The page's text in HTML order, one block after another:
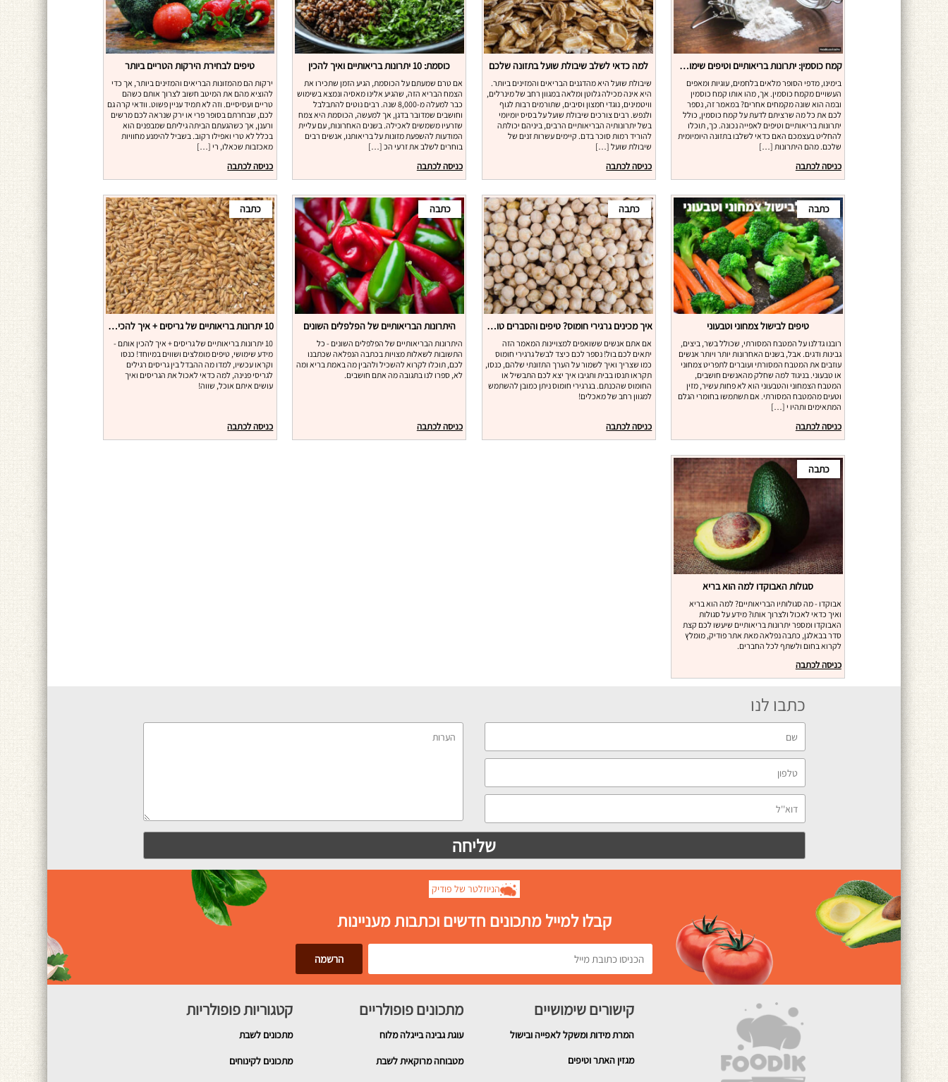
קמח כוסמין: יתרונות בריאותיים וטיפים שימושיים
בימינו, מדפי הסופר מלאים בלחמים, עוגיות ומאפים
העשויים מקמח כוסמין. אך, מהו אותו קמח כוסמין
ובמה הוא שונה מקמחים אחרים? במאמר זה, נספר
לכם את כל מה שרציתם לדעת על קמח כוסמין, כולל
יתרונות בריאותיים וטיפים לאפייה נכונה. כך, תוכלו
להחליט בעצמכם האם כדאי לשלבו בתזונה היומיומית
שלכם. מהם היתרונות […]
כניסה לכתבה
למה כדאי לשלב שיבולת שועל בתזונה שלכם
שיבולת שועל היא מהדגנים הבריאים והמזינים ביותר.
היא אינה מכילה גלוטן ומלאה במגוון רחב של מינרלים,
וויטמינים, נוגדי חמצון וסיבים, שתורמים רבות לגוף
ולנפש. רבים צורכים שיבולת שועל על בסיס יומיומי
בשל יתרונותיה הבריאותיים הרבים, ביניהם יכולתה
להוריד רמות סוכר בדם. קיימים עשרות זנים של
שיבולת שועל […]
כניסה לכתבה
כוסמת: 10 יתרונות בריאותיים ואיך להכין
אם טרם שמעתם על הכוסמת, הגיע הזמן שתכירו את
הצמח הבריא הזה, שהגיע אלינו מאסיה ונמצא בשימוש
כבר למעלה מ-8,000 שנה. רבים נוטים להתבלבל
וחושבים שמדובר בדגן, אך למעשה, הכוסמת היא צמח
שזרעיו משמשים לאכילה. בשנים האחרונות, עם עליית
המודעות להשפעת מזונות על בריאותנו, אנשים רבים
בוחרים לשלב את זרעי הכ […]
כניסה לכתבה
טיפים לבחירת הירקות הטריים ביותר
ירקות הם מהמזונות הבריאים והמזינים ביותר, אך כדי
להוציא מהם את המיטב חשוב לצרוך אותם כשהם
טריים ועסיסיים. וזה לא תמיד עניין פשוט. וודאי קרה גם
לכם, שבחרתם בסופר פרי או ירק שנראה לכם מרשים
ורענן, אך כשהגעתם הביתה גיליתם שמבפנים הוא
בכלל לא טרי ואפילו רקוב. בשביל להימנע מחוויות
מאכזבות שכאלו, רי […]
כניסה לכתבה
טיפים לבישול צמחוני וטבעוני
כתבה
רובנו גדלנו על המטבח המסורתי, שכולל בשר, ביצים,
גבינות ודגים. אבל, בשנים האחרונות יותר ויותר אנשים
עוזבים את המטבח המסורתי ועוברים לתפריט צמחוני
או טבעוני. בניגוד למה שחלק מהאנשים חושבים,
המטבח הצמחוני והטבעוני הוא לא פחות עשיר, מזין
וטעים מהמטבח המסורתי. אם תשתמשו בחומרי הגלם
המתאימים ותהיו י […]
כניסה לכתבה
איך מכינים גרגירי חומוס? טיפים והסברים טובים
כתבה
אם אתם אנשים ששואפים למצויינות המאמר הזה
יתאים לכם בול! נספר לכם כיצד לבשל גרגירי חומוס
כמו שצריך ואיך לשמור על הערך התזונתי שלהם, כנסו,
תקראו תנסו בבית ותגיבו איך יצא לכם התבשיל או
החומוס שהכנתם. בגרגירי חומוס ניתן כמובן להשתמש
למגוון רחב של מאכלים!
כניסה לכתבה
היתרונות הבריאותיים של הפלפלים השונים
כתבה
היתרונות הבריאותיים של הפלפלים השונים - כל
התשובות לשאלות מצויות בכתבה הנפלאה שכתבנו
לכם, תוכלו לקרוא להשכיל ולהבין מה באמת בריא ומה
לא, ספרו לנו בתגובה מה אתם חושבים.
כניסה לכתבה
10 יתרונות בריאותיים של גריסים + איך להכין אותם
כתבה
10 יתרונות בריאותיים של גריסים + איך להכין אותם -
מידע שימושי, טיפים מומלצים ושווים במיוחד! כנסו
וקראו עכשיו, למדו מה ההבדל בין גריסים רגילים
לגריסי פנינה, למה כדאי לאכול את הגריסים ואיך
עושים איתם אוכל, שווה!
כניסה לכתבה
סגולות האבוקדו למה הוא בריא
כתבה
אבוקדו - מה סגולותיו הבריאותיים? למה הוא בריא
ואיך כדאי לאכול ולצרוך אותו? מידע על סגולות
האבוקדו ומספר יתרונות בריאותיים שיעשו לכם קצת
סדר בבאלגן, כתבה נפלאה מאת אתר פודיק, מומלץ
לקרוא בחום ולשתף לכל החברים.
כניסה לכתבה
כתבו לנו
הניוזלטר של פודיק
קבלו למייל מתכונים חדשים וכתבות מעניינות
קישורים שימושיים
המרת מידות ומשקל לאפייה ובישול
מגזין האתר וטיפים
מתכונים פופולריים
עוגת גבינה בייגלה מלוח
מטבוחה מרוקאית לשבת
קטגוריות פופולריות
מתכונים לשבת
מתכונים לקינוחים